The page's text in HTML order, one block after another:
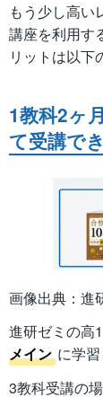
もう少し高い
講座を利用す
リットは以下
1教科2ヶ
て受講で
画像出典：進
進研ゼミの高
メイン に学
3教科受講の